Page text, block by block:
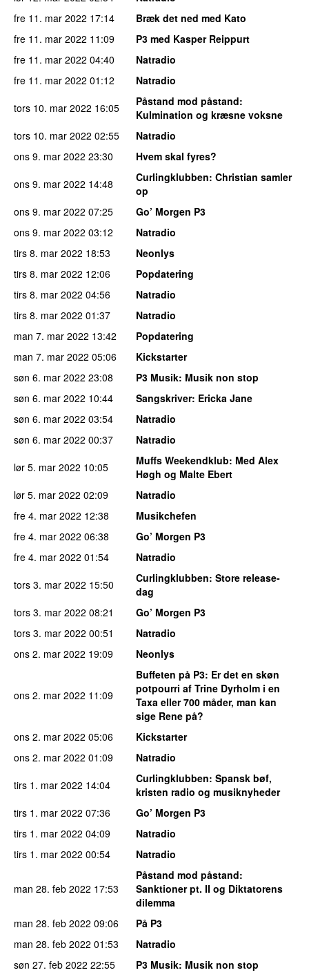
fre 11. mar 2022 17:14
Bræk det ned med Kato
fre 11. mar 2022 11:09
P3 med Kasper Reippurt
fre 11. mar 2022 04:40
Natradio
fre 11. mar 2022 01:12
Natradio
tors 10. mar 2022 16:05 Påstand mod påstand:
Kulmination og kræsne voksne
tors 10. mar 2022 02:55
Natradio
ons 9. mar 2022 23:30
Hvem skal fyres?
ons 9. mar 2022 14:48 Curlingklubben: Christian samler
op
ons 9. mar 2022 07:25
Go’ Morgen P3
ons 9. mar 2022 03:12
Natradio
tirs 8. mar 2022 18:53
Neonlys
tirs 8. mar 2022 12:06
Popdatering
tirs 8. mar 2022 04:56
Natradio
tirs 8. mar 2022 01:37
Natradio
man 7. mar 2022 13:42
Popdatering
man 7. mar 2022 05:06
Kickstarter
søn 6. mar 2022 23:08 P3 Musik: Musik non stop
søn 6. mar 2022 10:44 Sangskriver: Ericka Jane
søn 6. mar 2022 03:54
Natradio
søn 6. mar 2022 00:37
Natradio
lør 5. mar 2022 10:05 Muffs Weekendklub: Med Alex
Høgh og Malte Ebert
lør 5. mar 2022 02:09
Natradio
fre 4. mar 2022 12:38
Musikchefen
fre 4. mar 2022 06:38
Go’ Morgen P3
fre 4. mar 2022 01:54
Natradio
tors 3. mar 2022 15:50 Curlingklubben: Store release-
dag
tors 3. mar 2022 08:21
Go’ Morgen P3
tors 3. mar 2022 00:51
Natradio
ons 2. mar 2022 19:09 Neonlys
ons 2. mar 2022 11:09
Buffeten på P3: Er det en skøn
potpourri af Trine Dyrholm i en
Taxa eller 700 måder, man kan
sige Rene på?
ons 2. mar 2022 05:06
Kickstarter
ons 2. mar 2022 01:09
Natradio
tirs 1. mar 2022 14:04 Curlingklubben: Spansk bøf,
kristen radio og musiknyheder
tirs 1. mar 2022 07:36
Go’ Morgen P3
tirs 1. mar 2022 04:09
Natradio
tirs 1. mar 2022 00:54 Natradio
man 28. feb 2022 17:53
Påstand mod påstand:
Sanktioner pt. II og Diktatorens
dilemma
man 28. feb 2022 09:06
På P3
man 28. feb 2022 01:53
Natradio
søn 27. feb 2022 22:55 P3 Musik: Musik non stop